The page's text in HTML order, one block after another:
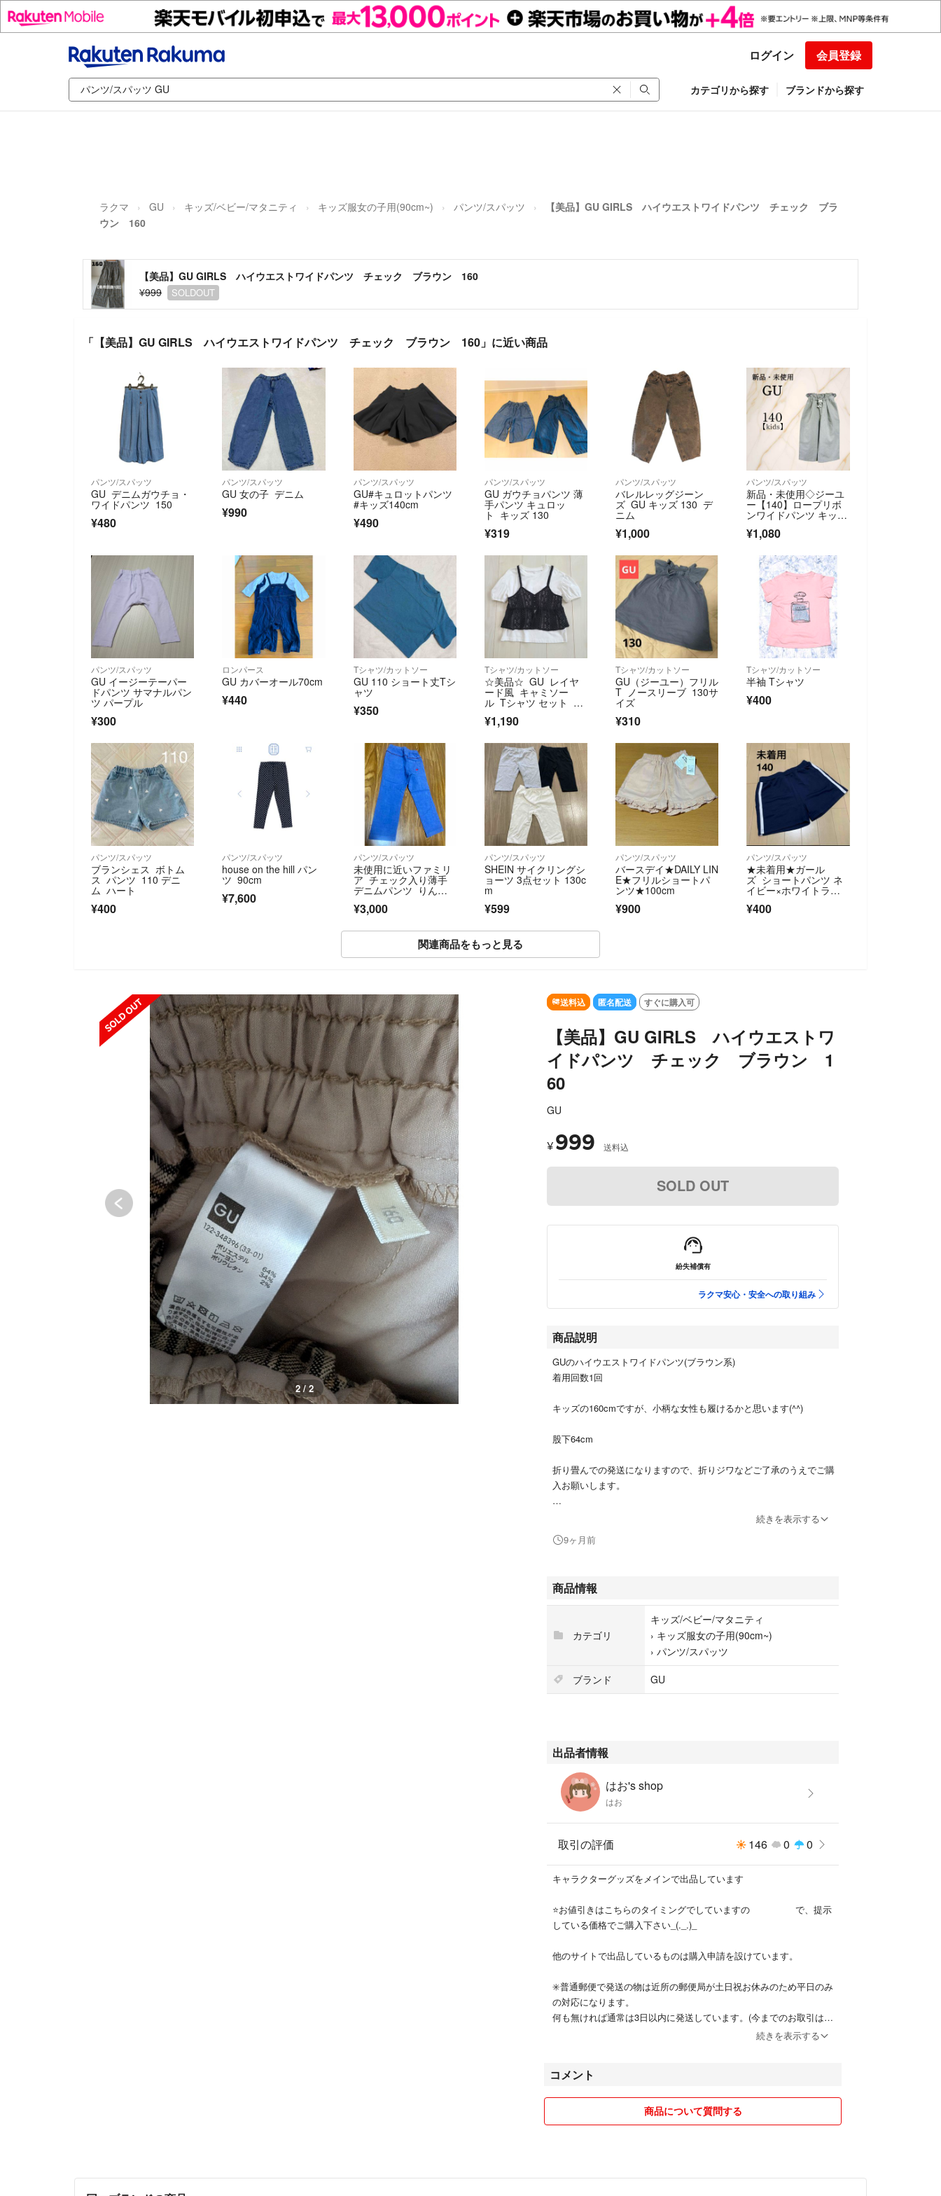
ログイン 会員登録
カテゴリから探す ブランドから探す
ラクマ GU キッズ/ベビー/マタニティ キッズ服女の子用(90cm~) パンツ/スパッツ
【美品】GU GIRLS ハイウエストワイドパンツ チェック ブラ
ウン 160
【美品】GU GIRLS ハイウエストワイドパンツ チェック ブラウン 160
¥999
SOLDOUT
「【美品】GU GIRLS ハイウエストワイドパンツ チェック ブラウン 160」に近い商品
パンツ/スパッツ
GU デニムガウチョ・
ワイドパンツ 150
¥480
パンツ/スパッツ
GU 女の子 デニム
¥990
パンツ/スパッツ
GU#キュロットパンツ
#キッズ140cm
¥490
パンツ/スパッツ
GU ガウチョパンツ 薄
手パンツ キュロッ
ト キッズ 130
¥319
パンツ/スパッツ
バレルレッグジーン
ズ GU キッズ 130 デ
ニム
¥1,000
パンツ/スパッツ
新品・未使用◇ジーユ
ー【140】ロープリボ
ンワイドパンツ キッ
ズ アンクル丈 夏
¥1,080
パンツ/スパッツ
GU イージーテーパー
ドパンツ サマナルパン
ツ パープル
¥300
ロンパース
GU カバーオール70cm
¥440
Tシャツ/カットソー
GU 110 ショート丈Tシ
ャツ
¥350
Tシャツ/カットソー
☆美品☆ GU レイヤ
ード風 キャミソー
ル Tシャツ セット ブ
¥1,190
Tシャツ/カットソー
GU（ジーユー）フリル
T ノースリーブ 130サ
イズ
¥310
Tシャツ/カットソー
半袖 Tシャツ
¥400
パンツ/スパッツ
ブランシェス ボトム
ス パンツ 110 デニ
ム ハート
¥400
パンツ/スパッツ
house on the hill パン
ツ 90cm
¥7,600
パンツ/スパッツ
未使用に近いファミリ
ア チェック入り薄手
デニムパンツ りんご
¥3,000
パンツ/スパッツ
SHEIN サイクリングシ
ョーツ 3点セット 130c
m
¥599
パンツ/スパッツ
バースデイ★DAILY LIN
E★フリルショートパ
ンツ★100cm
¥900
パンツ/スパッツ
★未着用★ガール
ズ ショートパンツ ネ
イビー×ホワイトライ
¥400
関連商品をもっと見る
SOLD OUT
2 / 2
送料込 匿名配送 すぐに購入可
【美品】GU GIRLS ハイウエストワ
イドパンツ チェック ブラウン 1
60
GU
¥ 999 送料込
SOLD OUT
紛失補償有
ラクマ安心・安全への取り組み
商品説明
GUのハイウエストワイドパンツ(ブラウン系)
着用回数1回
キッズの160cmですが、小柄な女性も履けるかと思います(^^)
股下64cm
折り畳んでの発送になりますので、折りジワなどご了承のうえでご購
入お願いします。
小学生
秋冬
ズボン
続きを表示する
9ヶ月前
商品情報
カテゴリ
キッズ/ベビー/マタニティ
› キッズ服女の子用(90cm~)
› パンツ/スパッツ
ブランド
GU
出品者情報
はお's shop
はお
取引の評価 146 0 0
キャラクターグッズをメインで出品しています
⭐️お値引きはこちらのタイミングでしていますの で、提示
している価格でご購入下さい_(._.)_
他のサイトで出品しているものは購入申請を設けています。
✳️普通郵便で発送の物は近所の郵便局が土日祝お休みのため平日のみ
の対応になります。
何も無ければ通常は3日以内に発送しています。(今までのお取引はす
入された方が優先となります。
✳️お取り置きはできません。
続きを表示する
コメント
商品について質問する